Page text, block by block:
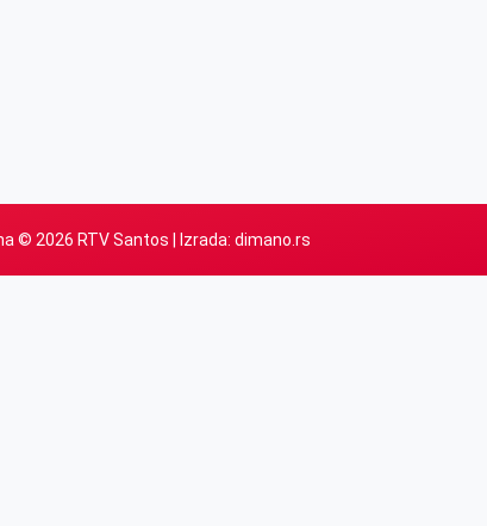
© 2026 RTV Santos | Izrada: dimano.rs